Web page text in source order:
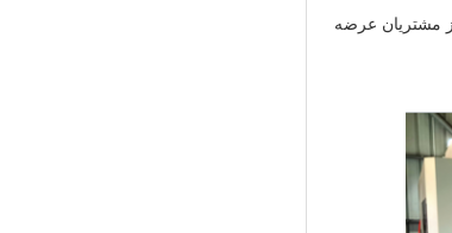
مشتریان عرضه